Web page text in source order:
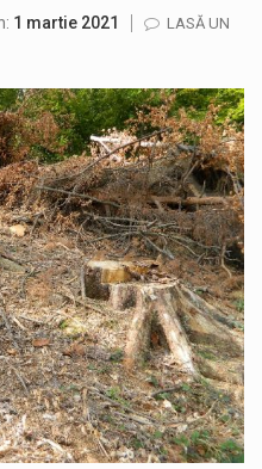
Tot mai multi băimăreni semnalează prezența cersetorilor de etnie romă pe raza municipiului. Orasul este la propriu impânzit de ei…
În acest sfârșit de săptămână, jandarmii maramureșeni vor fi prezenți la manifestările cultural-artistice și sportive care vor avea loc pe…
Biroul Parlamentar al Senatorului Cristian-Augustin Niculescu-Țâgârlaș a organizat dezbaterea publică cu tema „Noile reguli pentru construcții și prosumatori” având ca…
Liceul Ucrainean „Taras Șevcenko” din Sighetu Marmației, singurul liceu din România cu predare în limba ucraineană, are potențialul de a-și…
Proiectul pentru reconstrucția definitivă a podului peste râul Săsar din Baia Mare avansează într-o nouă etapă concretă. După asigurarea finanțării…
COD GALBEN. Interval de valabilitate: 07 august, ora 12.00 – 07 august, ora 23.00 / Fenomene vizate: instabilitate atmosferică, intensificări…
1 martie 2021
LASĂ UN